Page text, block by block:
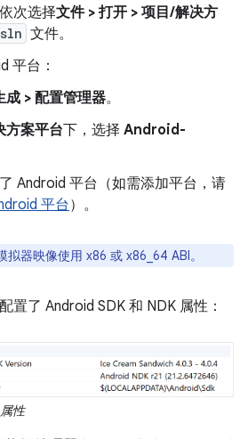
次选择文件 > 打开 > 项目/解决方
文件。
平台：
成 > 配置管理器。
方案平台下，选择 Android-
Android 平台（如需添加平台，请
平台 ）。
拟器映像使用 x86 或 x86_64 ABI。
置了 Android SDK 和 NDK 属性：
性